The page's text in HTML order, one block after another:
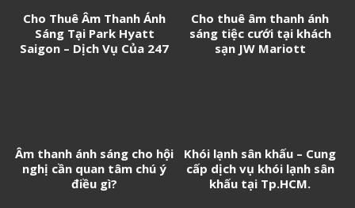
Cho Thuê Âm Thanh Ánh
Sáng Tại Park Hyatt
Saigon – Dịch Vụ Của 247
Cho thuê âm thanh ánh
sáng tiệc cưới tại khách
sạn JW Mariott
Âm thanh ánh sáng cho hội
nghị cần quan tâm chú ý
điều gì?
Khói lạnh sân khấu – Cung
cấp dịch vụ khói lạnh sân
khấu tại Tp.HCM.